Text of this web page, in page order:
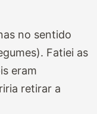
no sentido
Fatiei as
eram
retirar a